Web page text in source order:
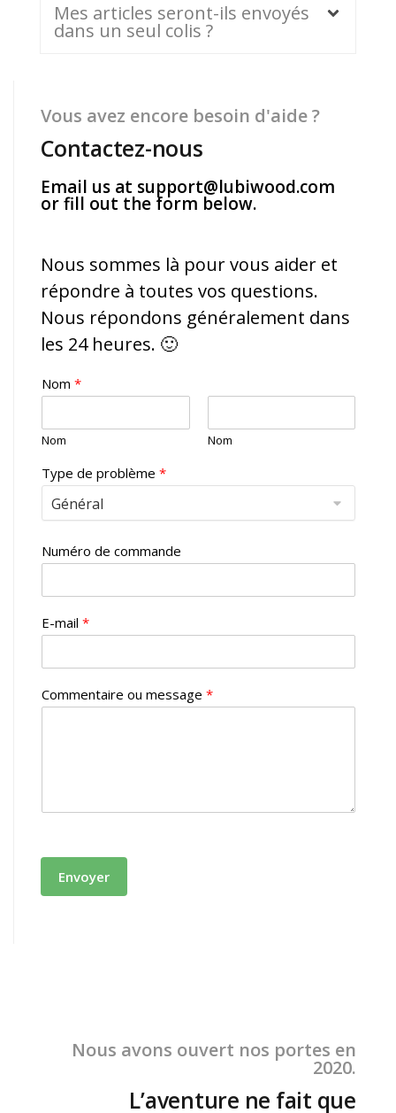
Mes articles seront-ils envoyés
dans un seul colis ?
Vous avez encore besoin d'aide ?
Contactez-nous
Email us at support@lubiwood.com
or fill out the form below.
Nous sommes là pour vous aider et
répondre à toutes vos questions.
Nous répondons généralement dans
les 24 heures. 🙂
Nom *
Nom Nom
Type de problème *
Numéro de commande
E-mail *
Commentaire ou message *
Envoyer
Nous avons ouvert nos portes en
2020.
L’aventure ne fait que